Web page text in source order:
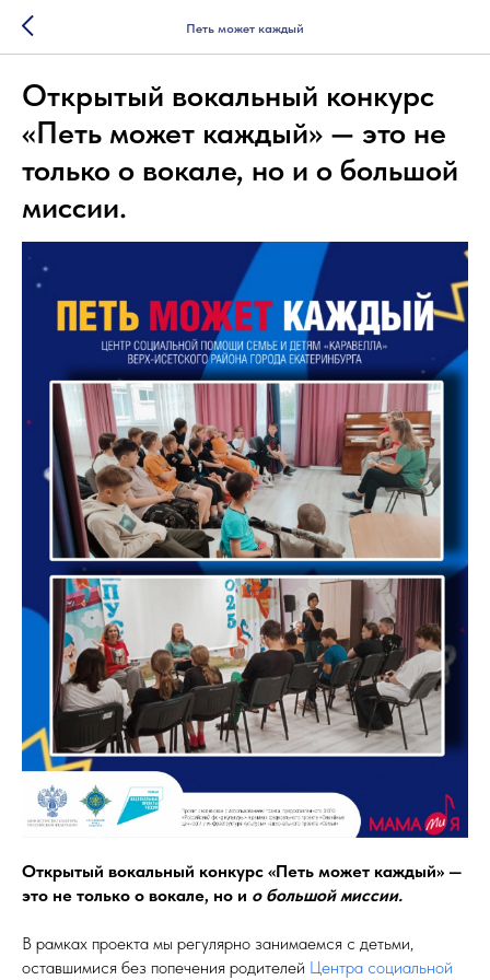
Петь может каждый
Открытый вокальный конкурс
«Петь может каждый» — это не
только о вокале, но и о большой
миссии.
Открытый вокальный конкурс «Петь может каждый» —
это не только о вокале, но и о большой миссии.
В рамках проекта мы регулярно занимаемся с детьми,
оставшимися без попечения родителей Центра социальной